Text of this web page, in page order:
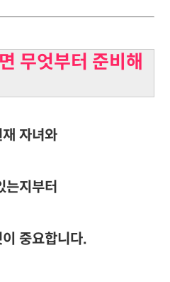
무엇부터 준비해
자녀와
는지부터
중요합니다.